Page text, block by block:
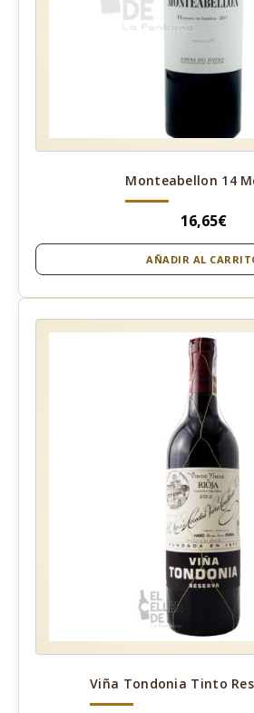
Monteabellon 14
16,65€
AÑADIR AL
Viña Tondonia Tinto